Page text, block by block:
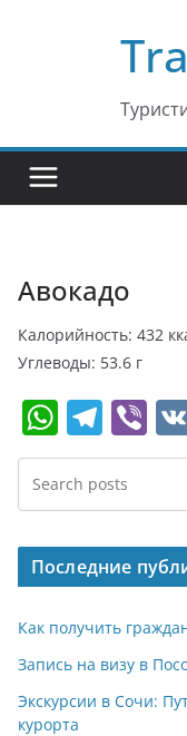
Авокадо
Калорийность: 432
Углеводы: 53.6 г
W
h
at
s
A
p
p
T
el
e
gr
a
m
Vi
b
Последние
Как получить
Запись на визу в
Экскурсии в Сочи:
курорта